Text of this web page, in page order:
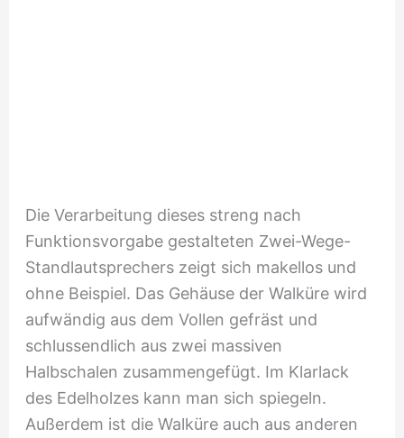
Die Verarbeitung dieses streng nach
Funktionsvorgabe gestalteten Zwei-Wege-
Standlautsprechers zeigt sich makellos und
ohne Beispiel. Das Gehäuse der Walküre wird
aufwändig aus dem Vollen gefräst und
schlussendlich aus zwei massiven
Halbschalen zusammengefügt. Im Klarlack
des Edelholzes kann man sich spiegeln.
Außerdem ist die Walküre auch aus anderen